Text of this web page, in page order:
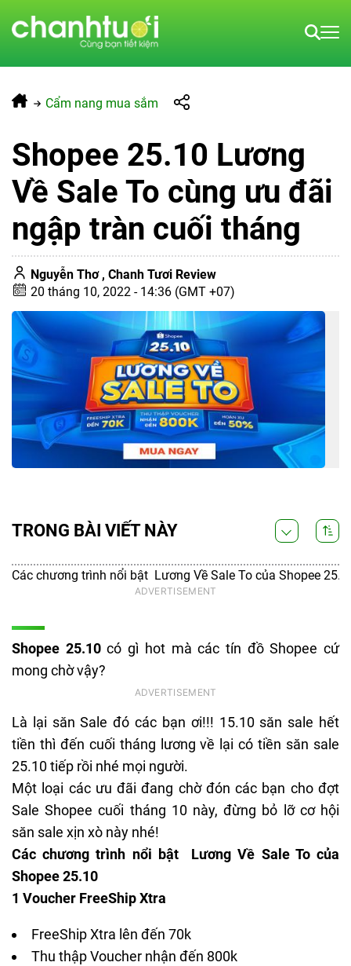
Cẩm nang mua sắm
Shopee 25.10 Lương
Về Sale To cùng ưu đãi
ngập tràn cuối tháng
Nguyễn Thơ , Chanh Tươi Review
20 tháng 10, 2022 - 14:36 (GMT +07)
Shopee 25.10có gì hot mà các tín đồ Shopee cứ
mong chờ vậy?
Là lại săn Sale đó các bạn ơi!!! 15.10 săn sale hết
tiền thì đến cuối tháng lương về lại có tiền săn sale
25.10 tiếp rồi nhé mọi người.
Một loại các ưu đãi đang chờ đón các bạn cho đợt
Sale Shopee cuối tháng 10 này, đừng bỏ lỡ cơ hội
săn sale xịn xò này nhé!
Các chương trình nổi bật Lương Về Sale To của
Shopee 25.10
1 Voucher FreeShip Xtra
FreeShip Xtra lên đến 70k
Thu thập Voucher nhận đến 800k
TRONG BÀI VIẾT NÀY
Các chương trình nổi bật Lương Về Sale To của Shopee